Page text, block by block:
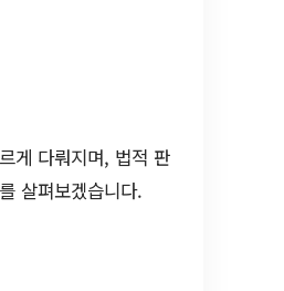
게 다뤄지며, 법적 판
살펴보겠습니다.